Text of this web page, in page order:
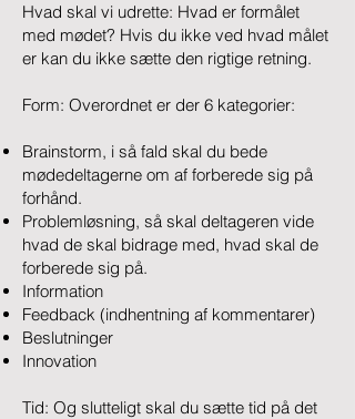
Hvad skal vi udrette: Hvad er formålet
med mødet? Hvis du ikke ved hvad målet
er kan du ikke sætte den rigtige retning.
Form: Overordnet er der 6 kategorier:
Brainstorm, i så fald skal du bede
mødedeltagerne om af forberede sig på
forhånd.
Problemløsning, så skal deltageren vide
hvad de skal bidrage med, hvad skal de
forberede sig på.​​
Information
Feedback (indhentning af kommentarer)
Beslutninger
Innovation
Tid: Og slutteligt skal du sætte tid på det